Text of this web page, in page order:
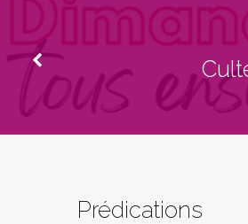
Prédications